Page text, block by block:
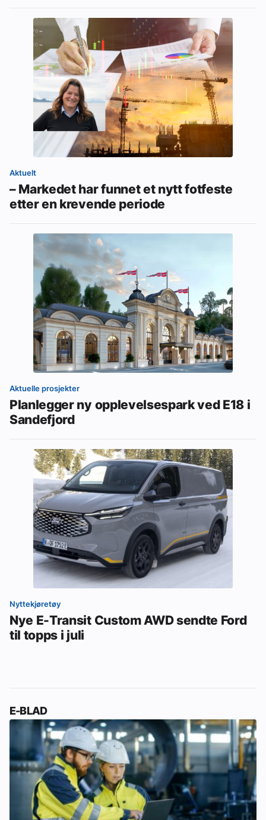
Aktuelt
– Markedet har funnet et nytt fotfeste
etter en krevende periode
Aktuelle prosjekter
Planlegger ny opplevelsespark ved E18 i
Sandefjord
Nyttekjøretøy
Nye E-Transit Custom AWD sendte Ford
til topps i juli
E-BLAD